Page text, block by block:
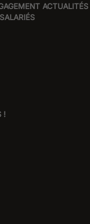
ACTUALITÉS
!